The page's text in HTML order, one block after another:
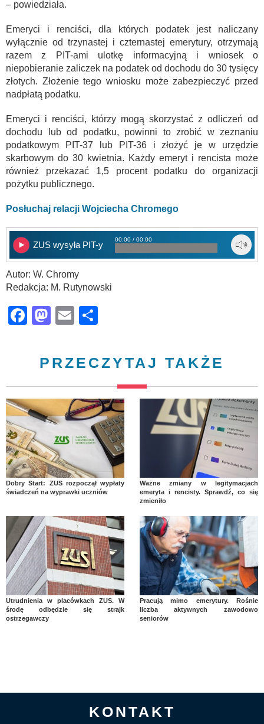
– powiedziała.
Emeryci i renciści, dla których podatek jest naliczany
wyłącznie od trzynastej i czternastej emerytury, otrzymają
razem z PIT-ami ulotkę informacyjną i wniosek o
niepobieranie zaliczek na podatek od dochodu do 30 tysięcy
złotych. Złożenie tego wniosku może zabezpieczyć przed
nadpłatą podatku.
Emeryci i renciści, którzy mogą skorzystać z odliczeń od
dochodu lub od podatku, powinni to zrobić w zeznaniu
podatkowym PIT-37 lub PIT-36 i złożyć je w urzędzie
skarbowym do 30 kwietnia. Każdy emeryt i rencista może
również przekazać 1,5 procent podatku do organizacji
pożytku publicznego.
Posłuchaj relacji Wojciecha Chromego
ZUS wysyła PIT-y
00:00 / 00:00
Autor: W. Chromy
Redakcja: M. Rutynowski
Facebook
Mastodon
Email
PRZECZYTAJ TAKŻE
Dobry Start: ZUS rozpoczął wypłaty
świadczeń na wyprawki uczniów
Ważne zmiany w legitymacjach
emeryta i rencisty. Sprawdź, co się
zmieniło
Utrudnienia w placówkach ZUS. W
środę odbędzie się strajk
ostrzegawczy
Pracują mimo emerytury. Rośnie
liczba aktywnych zawodowo
seniorów
KONTAKT